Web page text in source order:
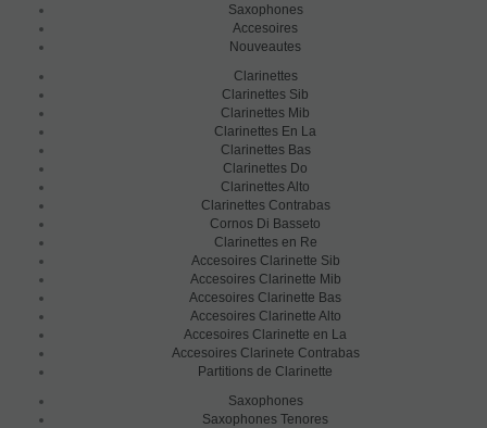
Saxophones
Accesoires
Nouveautes
Clarinettes
Clarinettes Sib
Clarinettes Mib
Clarinettes En La
Clarinettes Bas
Clarinettes Do
Clarinettes Alto
Clarinettes Contrabas
Cornos Di Basseto
Clarinettes en Re
Accesoires Clarinette Sib
Accesoires Clarinette Mib
Accesoires Clarinette Bas
Accesoires Clarinette Alto
Accesoires Clarinette en La
Accesoires Clarinete Contrabas
Partitions de Clarinette
Saxophones
Saxophones Tenores